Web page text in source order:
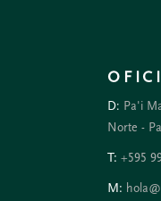
D: Pa'i
Norte -
T:+595
M: